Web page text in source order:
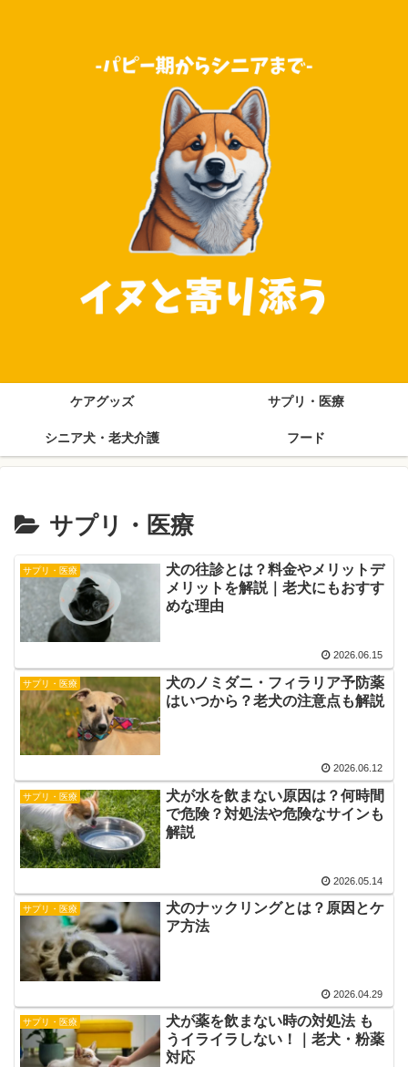
ケアグッズ サプリ・医療
シニア犬・老犬介護 フード
サプリ・医療
サプリ・医療
犬の往診とは？料金やメリットデ
メリットを解説｜老犬にもおすす
めな理由
2026.06.15
サプリ・医療
犬のノミダニ・フィラリア予防薬
はいつから？老犬の注意点も解説
2026.06.12
サプリ・医療
犬が水を飲まない原因は？何時間
で危険？対処法や危険なサインも
解説
2026.05.14
サプリ・医療
犬のナックリングとは？原因とケ
ア方法
2026.04.29
サプリ・医療
犬が薬を飲まない時の対処法 も
うイライラしない！｜老犬・粉薬
対応